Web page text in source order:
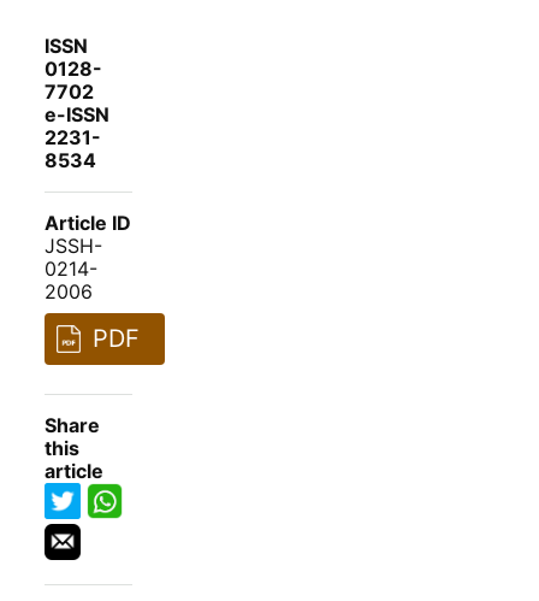
ISSN
0128-
7702
e-ISSN
2231-
8534
Article ID
JSSH-
0214-
2006
PDF
Share
this
article